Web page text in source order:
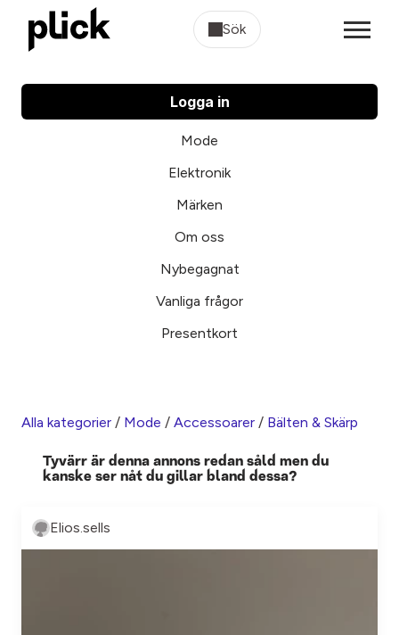
Sök
Logga in
Mode
Elektronik
Märken
Om oss
Nybegagnat
Vanliga frågor
Presentkort
Alla kategorier / Mode / Accessoarer / Bälten & Skärp
Tyvärr är denna annons redan såld men du
kanske ser nåt du gillar bland dessa?
Elios.sells